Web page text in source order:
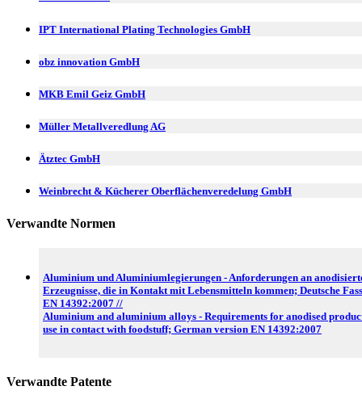
IPT International Plating Technologies GmbH
obz innovation GmbH
MKB Emil Geiz GmbH
Müller Metallveredlung AG
Ätztec GmbH
Weinbrecht & Kücherer Oberflächenveredelung GmbH
Verwandte Normen
Aluminium und Aluminiumlegierungen - Anforderungen an
Erzeugnisse, die in Kontakt mit Lebensmitteln kommen; Deutsche
EN 14392:2007 //
Aluminium and aluminium alloys - Requirements for anodised
use in contact with foodstuff; German version EN 14392:2007
Verwandte Patente